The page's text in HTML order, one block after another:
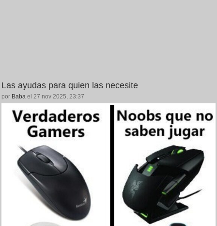
Las ayudas para quien las necesite
por Baba el 27 nov 2025, 23:37